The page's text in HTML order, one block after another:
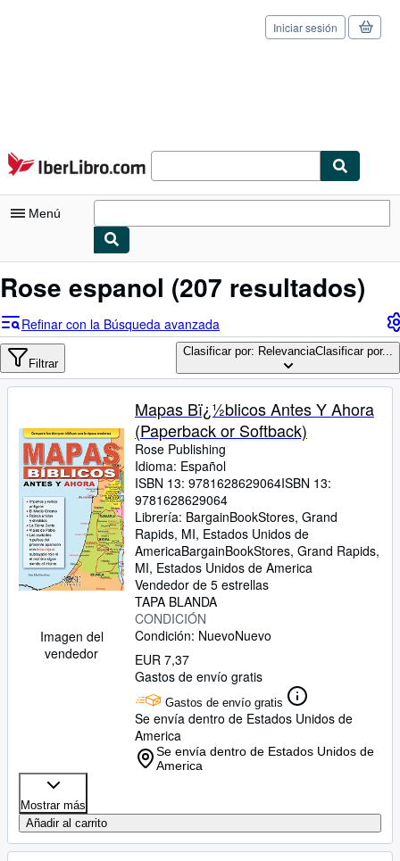
Pasar al contenido principal
IberLibro.com
Iniciar sesión
Menú
Mi cuenta
Consultar mis pedidos
Cerrar sesión
Búsqueda avanzada
Libros antiguos
Arte y coleccionismo
Vendedores
Comenzar a vender
Ayuda
CERRAR
Rose espanol (207 resultados)
Refinar con la Búsqueda avanzada
Filtrar
Clasificar por: RelevanciaClasificar por...
Imagen del
vendedor
Mapas Bï¿½blicos Antes Y Ahora
(Paperback or Softback)
Rose Publishing
Idioma: Español
ISBN 13: 9781628629064ISBN 13:
9781628629064
Librería: BargainBookStores, Grand
Rapids, MI, Estados Unidos de
AmericaBargainBookStores, Grand Rapids,
MI, Estados Unidos de America
Vendedor de 5 estrellas
TAPA BLANDA
CONDICIÓN
Condición: NuevoNuevo
EUR 7,37
Gastos de envío gratis
Gastos de envío gratis
Se envía dentro de Estados Unidos de
America
Se envía dentro de Estados Unidos de
America
Mostrar más
Añadir al carrito